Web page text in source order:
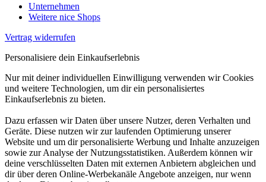
Unternehmen
Weitere nice Shops
Vertrag widerrufen
Personalisiere dein Einkaufserlebnis
Nur mit deiner individuellen Einwilligung verwenden wir Cookies
und weitere Technologien, um dir ein personalisiertes
Einkaufserlebnis zu bieten.
Dazu erfassen wir Daten über unsere Nutzer, deren Verhalten und
Geräte. Diese nutzen wir zur laufenden Optimierung unserer
Website und um dir personalisierte Werbung und Inhalte anzuzeigen
sowie zur Analyse der Nutzungsstatistiken. Außerdem können wir
deine verschlüsselten Daten mit externen Anbietern abgleichen und
dir über deren Online-Werbekanäle Angebote anzeigen, nur wenn